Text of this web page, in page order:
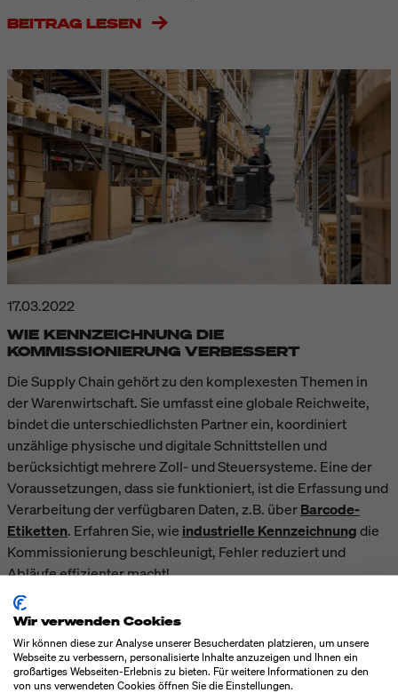
BEITRAG LESEN
17.03.2022
WIE KENNZEICHNUNG DIE
KOMMISSIONIERUNG VERBESSERT
Die Supply Chain gehört zu den komplexesten Themen in
der Warenwirtschaft. Sie umfasst eine globale Reichweite,
bindet die unterschiedlichsten Partner ein, koordiniert
unzählige physische und digitale Schnittstellen und
berücksichtigt mehrere Zoll- und Steuersysteme. Eine der
Voraussetzungen, dass sie funktioniert, ist die Erfassung und
Verarbeitung der verfügbaren Daten, z.B. überBarcode-
Etiketten. Erfahren Sie, wie industrielle Kennzeichnungdie
Kommissionierung beschleunigt, Fehler reduziert und
Abläufe effizienter macht!
BEITRAG LESEN
Wir verwenden Cookies
Wir können diese zur Analyse unserer Besucherdaten platzieren, um unsere
Webseite zu verbessern, personalisierte Inhalte anzuzeigen und Ihnen ein
großartiges Webseiten-Erlebnis zu bieten. Für weitere Informationen zu den
von uns verwendeten Cookies öffnen Sie die Einstellungen.